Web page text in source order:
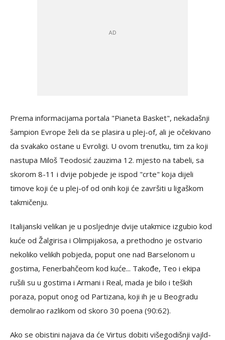
Prema informacijama portala "Pianeta Basket", nekadašnji
šampion Evrope želi da se plasira u plej-of, ali je očekivano
da svakako ostane u Evroligi. U ovom trenutku, tim za koji
nastupa Miloš Teodosić zauzima 12. mjesto na tabeli, sa
skorom 8-11 i dvije pobjede je ispod "crte" koja dijeli
timove koji će u plej-of od onih koji će završiti u ligaškom
takmičenju.
Italijanski velikan je u posljednje dvije utakmice izgubio kod
kuće od Žalgirisa i Olimpijakosa, a prethodno je ostvario
nekoliko velikih pobjeda, poput one nad Barselonom u
gostima, Fenerbahčeom kod kuće... Takođe, Teo i ekipa
rušili su u gostima i Armani i Real, mada je bilo i teških
poraza, poput onog od Partizana, koji ih je u Beogradu
demolirao razlikom od skoro 30 poena (90:62).
Ako se obistini najava da će Virtus dobiti višegodišnji vajld-